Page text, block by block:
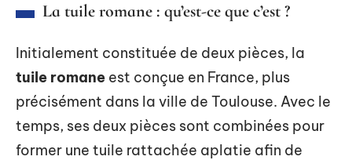
La tuile romane : qu’est-ce que c’est ?
Initialement constituée de deux pièces, la
tuile romane est conçue en France, plus
précisément dans la ville de Toulouse. Avec le
temps, ses deux pièces sont combinées pour
former une tuile rattachée aplatie afin de